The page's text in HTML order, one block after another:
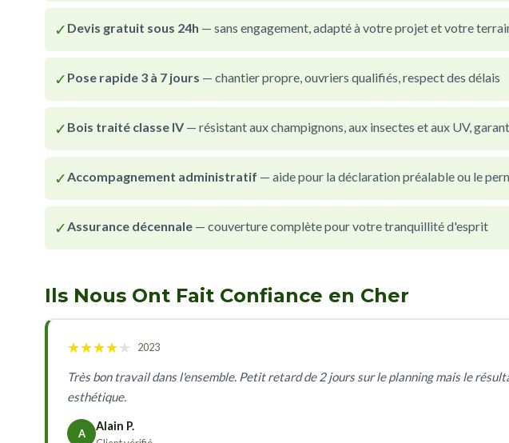
✓ Devis gratuit sous 24h — sans engagement, adapté à votre projet et votre
✓ Pose rapide 3 à 7 jours — chantier propre, ouvriers qualifiés, respect des délais
✓ Bois traité classe IV — résistant aux champignons, aux insectes et aux UV,
✓Accompagnement administratif — aide pour la déclaration préalable ou le
✓Assurance décennale — couverture complète pour votre tranquillité d'esprit
Ils Nous Ont Fait Confiance en Cher
★★★★★ 2023
Très bon travail dans l'ensemble. Petit retard de 2 jours sur le planning mais le
esthétique.
A
Alain P.